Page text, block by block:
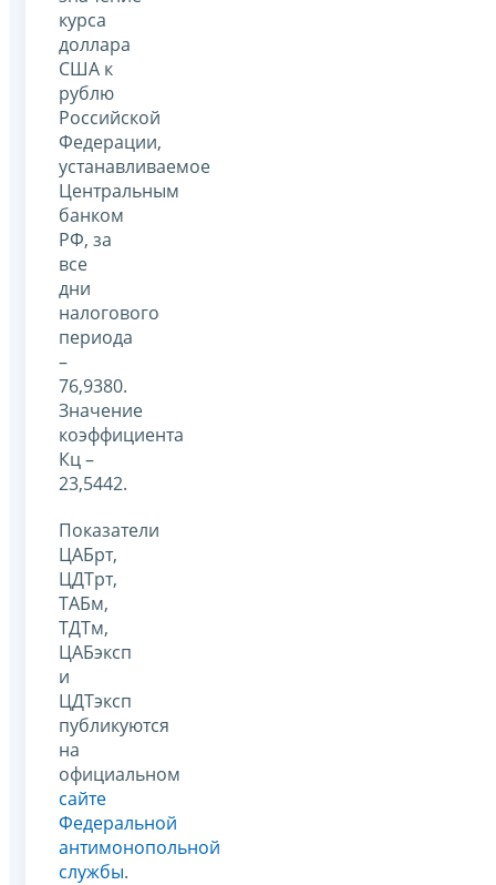
курса
доллара
США к
рублю
Российской
Федерации,
устанавливаемое
Центральным
банком
РФ, за
все
дни
налогового
периода
–
76,9380.
Значение
коэффициента
Кц –
23,5442.
Показатели
ЦАБрт,
ЦДТрт,
ТАБм,
ТДТм,
ЦАБэксп
и
ЦДТэксп
публикуются
на
официальном
сайте
Федеральной
антимонопольной
службы.